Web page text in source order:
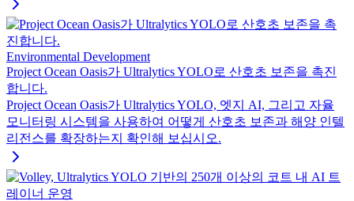
Environmental Development
Project Ocean Oasis가 Ultralytics YOLO로 산호초 보존을 촉진
합니다.
Project Ocean Oasis가 Ultralytics YOLO, 엣지 AI, 그리고 자율
모니터링 시스템을 사용하여 어떻게 산호초 보존과 해양 인텔
리전스를 확장하는지 확인해 보십시오.